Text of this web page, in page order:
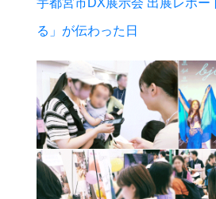
宇都宮市DX展示会 出展レポー
る」が伝わった日